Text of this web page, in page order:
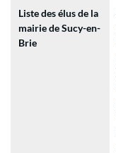
Liste des élus de la
mairie de Sucy-en-
Brie